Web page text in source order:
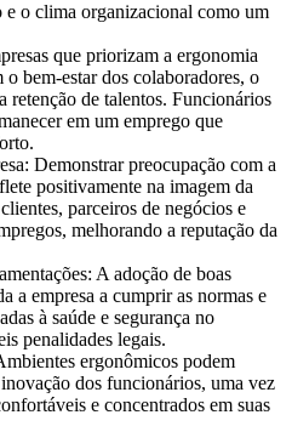
e o clima organizacional como um
que priorizam a ergonomia
bem-estar dos colaboradores, o
retenção de talentos. Funcionários
em um emprego que
Demonstrar preocupação com a
positivamente na imagem da
parceiros de negócios e
melhorando a reputação da
A adoção de boas
a empresa a cumprir as normas e
à saúde e segurança no
penalidades legais.
ergonômicos podem
dos funcionários, uma vez
e concentrados em suas